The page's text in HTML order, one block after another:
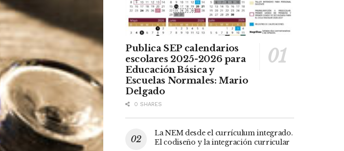
Publica SEP calendarios
escolares 2025-2026 para
Educación Básica y
Escuelas Normales: Mario
Delgado
0 SHARES
La NEM desde el currículum integrado.
El codiseño y la integración curricular